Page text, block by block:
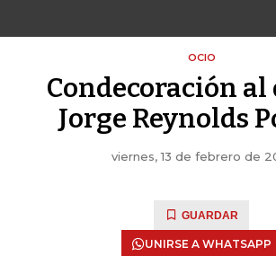
OCIO
Condecoración
Jorge Reynolds
viernes, 13 de febrero de
GUARDAR
UNIRSE A WHATSAPP